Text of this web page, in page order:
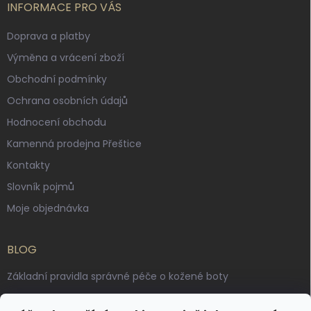
INFORMACE PRO VÁS
Doprava a platby
Výměna a vrácení zboží
Obchodní podmínky
Ochrana osobních údajů
Hodnocení obchodu
Kamenná prodejna Přeštice
Kontakty
Slovník pojmů
Moje objednávka
BLOG
Základní pravidla správné péče o kožené boty